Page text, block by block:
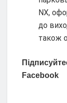
NX,
до
також
Facebook